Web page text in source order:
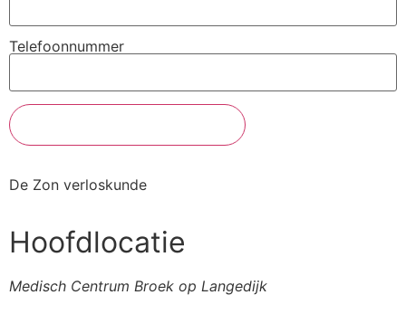
Telefoonnummer
De Zon verloskunde
Hoofdlocatie
Medisch Centrum Broek op Langedijk